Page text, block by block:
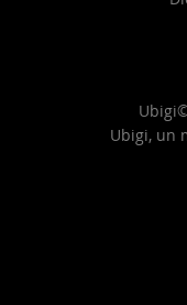
Ubigi, un